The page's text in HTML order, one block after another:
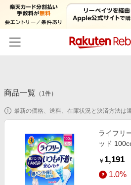
カテゴリー一覧
百貨店・総合ECモール
ファッション・インナー・小物
食品・スイーツ・お酒
日用品・キッチン用品
コスメ・健康・医薬品
イベント一覧
リーベイツ注目ストア
初回購入者限定特典
対象ストア新規限定特典
ヘルプ
友達紹介
楽天IDでログイン/会員登録
商品一覧 （ 1件）
最新の価格、送料、在庫状況と決済方法は
ライフリ
ッド
￥ 1,191
1.0%